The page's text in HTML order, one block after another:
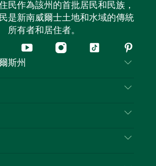
民作為該州的首批居民和民族，
是新南威爾士土地和水域的傳統
所有者和居住者。
Youtube Instagram
抖
斯州
路旅行